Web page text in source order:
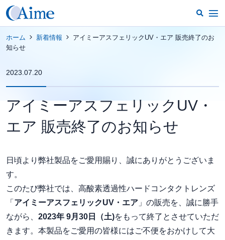
ホーム 新着情報
アイミーアスフェリックUV・エア 販売終了のお
知らせ
2023.07.20
アイミーアスフェリックUV・
エア 販売終了のお知らせ
日頃より弊社製品をご愛用賜り、誠にありがとうございま
す。
このたび弊社では、高酸素透過性ハードコンタクトレンズ
「 アイミーアスフェリックUV・エア 」の販売を、誠に勝手
ながら、 2023年 9月30日（土)をもって終了とさせていただ
きます。本製品をご愛用の皆様にはご不便をおかけして大